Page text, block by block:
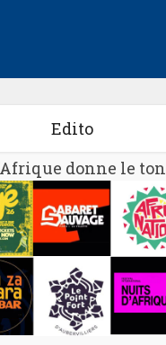
Edito
donne le ton